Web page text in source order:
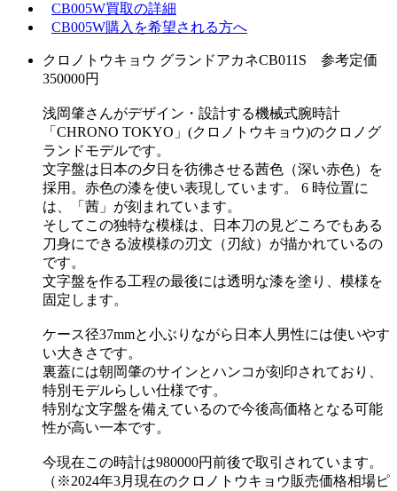
CB005W買取の詳細
CB005W購入を希望される方へ
クロノトウキョウ グランドアカネCB011S 参考定価
350000円
浅岡肇さんがデザイン・設計する機械式腕時計
「CHRONO TOKYO」(クロノトウキョウ)のクロノグ
ランドモデルです。
文字盤は日本の夕日を彷彿させる茜色（深い赤色）を
採用。赤色の漆を使い表現しています。 6 時位置に
は、「茜」が刻まれています。
そしてこの独特な模様は、日本刀の見どころでもある
刀身にできる波模様の刃文（刃紋）が描かれているの
です。
文字盤を作る工程の最後には透明な漆を塗り、模様を
固定します。
ケース径37mmと小ぶりながら日本人男性には使いやす
い大きさです。
裏蓋には朝岡肇のサインとハンコが刻印されており、
特別モデルらしい仕様です。
特別な文字盤を備えているので今後高価格となる可能
性が高い一本です。
今現在この時計は980000円前後で取引されています。
（※2024年3月現在のクロノトウキョウ販売価格相場ピ